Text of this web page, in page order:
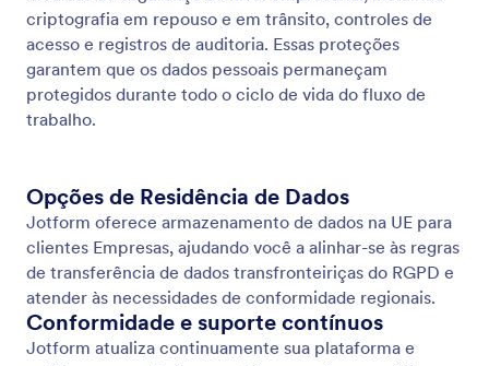
Conformidade com PCI
Jotform Fluxos oferece processamento de
pagamentos em conformidade com PCI, permitindo
que você colete e gerencie transações com
segurança em mais de 40 gateways de pagamento.